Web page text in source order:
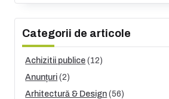
Categorii de articole
Achizitii publice (12)
Anunțuri (2)
Arhitectură & Design (56)